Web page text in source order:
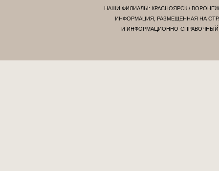
НАШИ ФИЛИАЛЫ: КРАСНОЯРСК / ВОРОНЕЖ
ИНФОРМАЦИЯ, РАЗМЕЩЕННАЯ НА
И ИНФОРМАЦИОННО-СПРАВОЧНЫЙ